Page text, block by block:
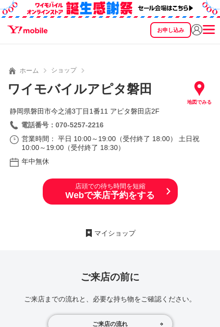
お申し込み
SEARCH
ホーム ショップ
ワイモバイルアピタ磐田
地図でみる
静岡県磐田市今之浦3丁目1番11 アピタ磐田店2F
電話番号：070-5257-2216
営業時間： 平日 10:00～19:00（受付終了 18:00） 土日祝
10:00～19:00（受付終了 18:30）
年中無休
店頭での待ち時間を短縮
Webで来店予約をする
マイショップ
ご来店の前に
ご来店までの流れと、必要な持ち物をご確認ください。
ご来店の流れ